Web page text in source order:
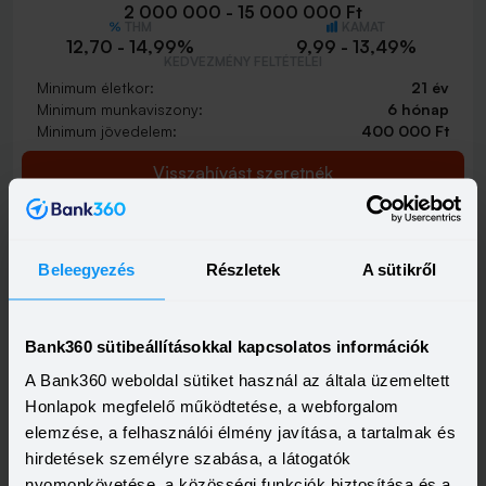
Beleegyezés Részletek A sütikről
Bank360 sütibeállításokkal kapcsolatos információk
A Bank360 weboldal sütiket használ az általa üzemeltett
Honlapok megfelelő működtetése, a webforgalom
elemzése, a felhasználói élmény javítása, a tartalmak és
hirdetések személyre szabása, a látogatók
2 000 000 - 15 000 000 Ft
12,70 - 14,99% 9,99 - 13,49%
Minimum életkor:
21 év
Minimum munkaviszony:
6 hónap
Minimum jövedelem:
400 000 Ft
Visszahívást szeretnék